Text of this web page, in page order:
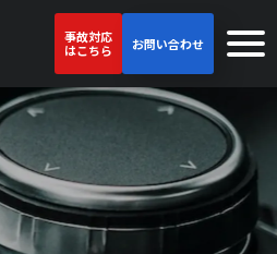
事故対応
はこちら
お問い合わせ